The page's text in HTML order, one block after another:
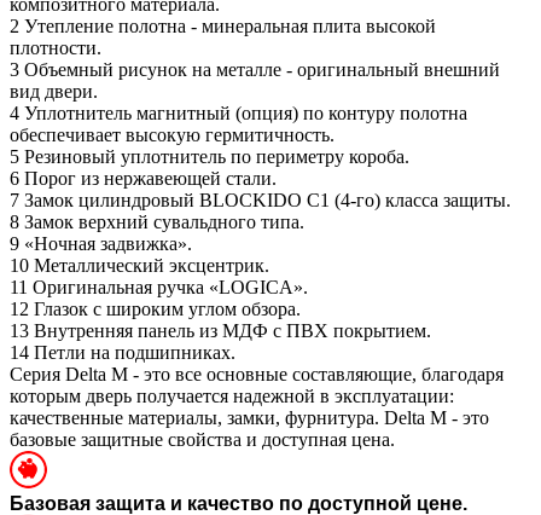
2 Утепление полотна - минеральная плита высокой
плотности.
3 Объемный рисунок на металле - оригинальный внешний
вид двери.
4 Уплотнитель магнитный (опция) по контуру полотна
обеспечивает высокую гермитичность.
5 Резиновый уплотнитель по периметру короба.
6 Порог из нержавеющей стали.
7 Замок цилиндровый BLOCKIDO C1 (4-го) класса защиты.
8 Замок верхний сувальдного типа.
9 «Ночная задвижка».
10 Металлический эксцентрик.
11 Оригинальная ручка «LOGICA».
12 Глазок с широким углом обзора.
13 Внутренняя панель из МДФ с ПВХ покрытием.
14 Петли на подшипниках.
Серия Delta M - это все основные составляющие, благодаря
которым дверь получается надежной в эксплуатации:
качественные материалы, замки, фурнитура. Delta M - это
базовые защитные свойства и доступная цена.
Базовая защита и качество по доступной цене.